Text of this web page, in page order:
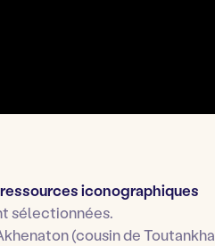
ressources iconographiques
sélectionnées.
(cousin de